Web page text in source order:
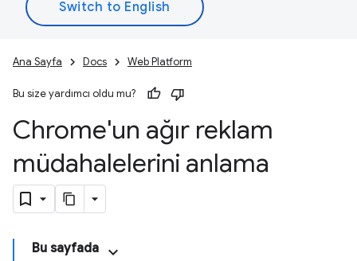
Ana Sayfa Docs Web Platform
Bu size yardımcı oldu mu?
Chrome'un ağır reklam
müdahalelerini anlama
Bu sayfada